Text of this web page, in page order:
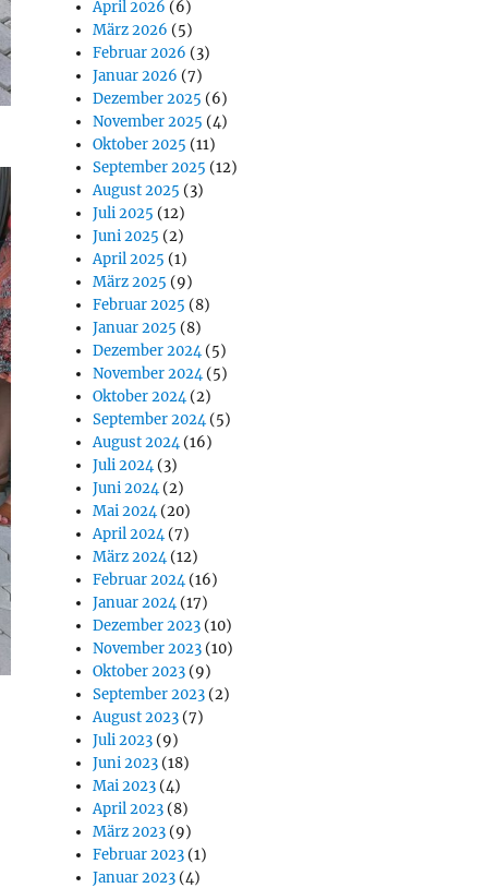
April 2026 (6)
März 2026 (5)
Februar 2026 (3)
Januar 2026 (7)
Dezember 2025 (6)
November 2025 (4)
Oktober 2025 (11)
September 2025 (12)
August 2025 (3)
Juli 2025 (12)
Juni 2025 (2)
April 2025 (1)
März 2025 (9)
Februar 2025 (8)
Januar 2025 (8)
Dezember 2024(5)
November 2024(5)
Oktober 2024(2)
September 2024(5)
August 2024(16)
Juli 2024(3)
Juni 2024(2)
Mai 2024(20)
April 2024(7)
März 2024(12)
Februar 2024(16)
Januar 2024(17)
Dezember 2023 (10)
November 2023 (10)
Oktober 2023 (9)
September 2023 (2)
August 2023 (7)
Juli 2023 (9)
Juni 2023 (18)
Mai 2023 (4)
April 2023 (8)
März 2023 (9)
Februar 2023 (1)
Januar 2023 (4)